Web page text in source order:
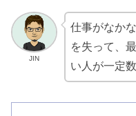
JIN
仕事がなか
を失って、
い人が一定